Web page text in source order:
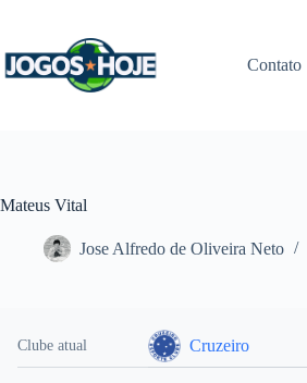
conteúdo
Contato
Mateus Vital
Jose Alfredo de Oliveira Neto
Clube atual Cruzeiro